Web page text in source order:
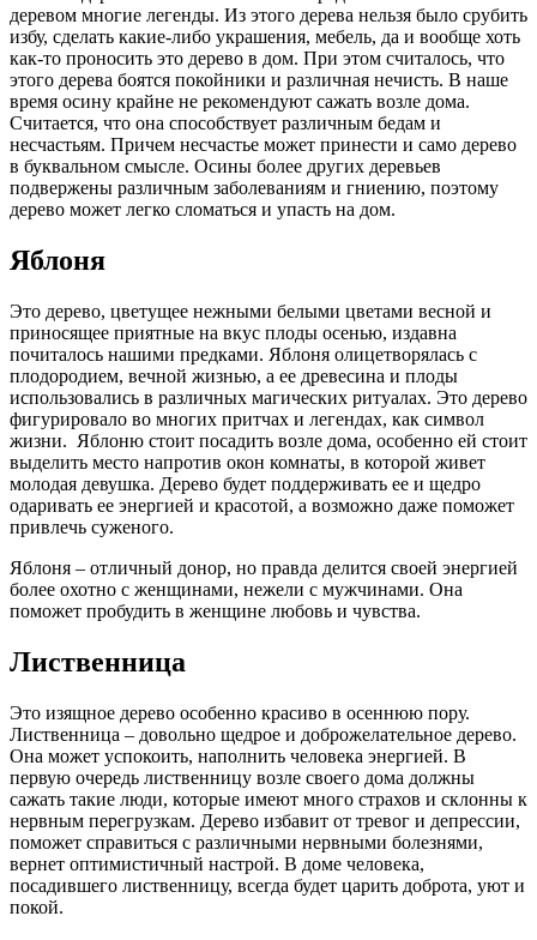
деревом многие легенды. Из этого дерева нельзя было срубить
избу, сделать какие-либо украшения, мебель, да и вообще хоть
как-то проносить это дерево в дом. При этом считалось, что
этого дерева боятся покойники и различная нечисть. В наше
время осину крайне не рекомендуют сажать возле дома.
Считается, что она способствует различным бедам и
несчастьям. Причем несчастье может принести и само дерево
в буквальном смысле. Осины более других деревьев
подвержены различным заболеваниям и гниению, поэтому
дерево может легко сломаться и упасть на дом.
Яблоня
Это дерево, цветущее нежными белыми цветами весной и
приносящее приятные на вкус плоды осенью, издавна
почиталось нашими предками. Яблоня олицетворялась с
плодородием, вечной жизнью, а ее древесина и плоды
использовались в различных магических ритуалах. Это дерево
фигурировало во многих притчах и легендах, как символ
жизни. Яблоню стоит посадить возле дома, особенно ей стоит
выделить место напротив окон комнаты, в которой живет
молодая девушка. Дерево будет поддерживать ее и щедро
одаривать ее энергией и красотой, а возможно даже поможет
привлечь суженого.
Яблоня – отличный донор, но правда делится своей энергией
более охотно с женщинами, нежели с мужчинами. Она
поможет пробудить в женщине любовь и чувства.
Лиственница
Это изящное дерево особенно красиво в осеннюю пору.
Лиственница – довольно щедрое и доброжелательное дерево.
Она может успокоить, наполнить человека энергией. В
первую очередь лиственницу возле своего дома должны
сажать такие люди, которые имеют много страхов и склонны к
нервным перегрузкам. Дерево избавит от тревог и депрессии,
поможет справиться с различными нервными болезнями,
вернет оптимистичный настрой. В доме человека,
посадившего лиственницу, всегда будет царить доброта, уют и
покой.